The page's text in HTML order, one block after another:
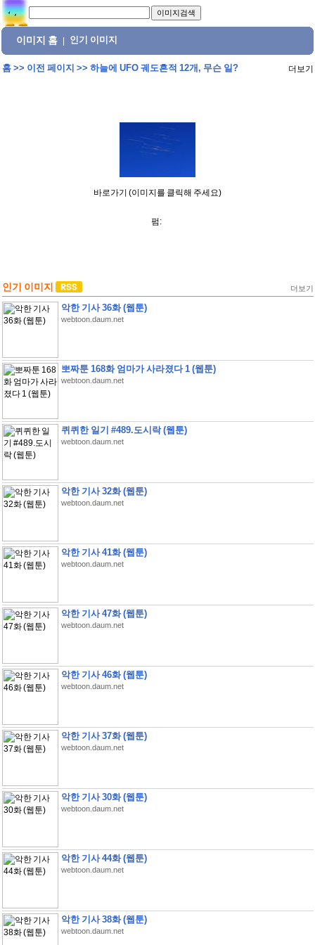
이미지 홈 인기 이미지
홈>> 이전 페이지 >> 하늘에 UFO 궤도흔적 12개, 무슨 일? 더보기
바로가기 (이미지를 클릭해 주세요)
펌:
인기 이미지 더보기
악한 기사 36화 (웹툰)
webtoon.daum.net
뽀짜툰 168화 엄마가 사라졌다 1 (웹툰)
webtoon.daum.net
퀴퀴한 일기 #489.도시락 (웹툰)
webtoon.daum.net
악한 기사 32화 (웹툰)
webtoon.daum.net
악한 기사 41화 (웹툰)
webtoon.daum.net
악한 기사 47화 (웹툰)
webtoon.daum.net
악한 기사 46화 (웹툰)
webtoon.daum.net
악한 기사 37화 (웹툰)
webtoon.daum.net
악한 기사 30화 (웹툰)
webtoon.daum.net
악한 기사 44화 (웹툰)
webtoon.daum.net
악한 기사 38화 (웹툰)
webtoon.daum.net